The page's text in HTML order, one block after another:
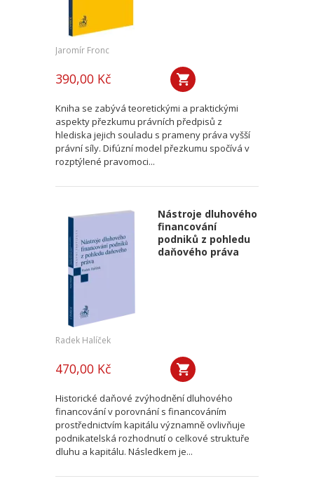
Jaromír Fronc
390,00 Kč
Kniha se zabývá teoretickými a praktickými
aspekty přezkumu právních předpisů z
hlediska jejich souladu s prameny práva vyšší
právní síly. Difúzní model přezkumu spočívá v
rozptýlené pravomoci...
Nástroje dluhového
financování
podniků z pohledu
daňového práva
Radek Halíček
470,00 Kč
Historické daňové zvýhodnění dluhového
financování v porovnání s financováním
prostřednictvím kapitálu významně ovlivňuje
podnikatelská rozhodnutí o celkové struktuře
dluhu a kapitálu. Následkem je...